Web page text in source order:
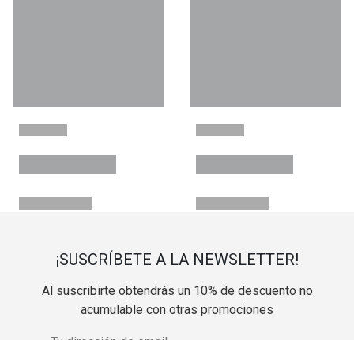
¡SUSCRÍBETE A LA NEWSLETTER!
Al suscribirte obtendrás un 10% de descuento no
acumulable con otras promociones